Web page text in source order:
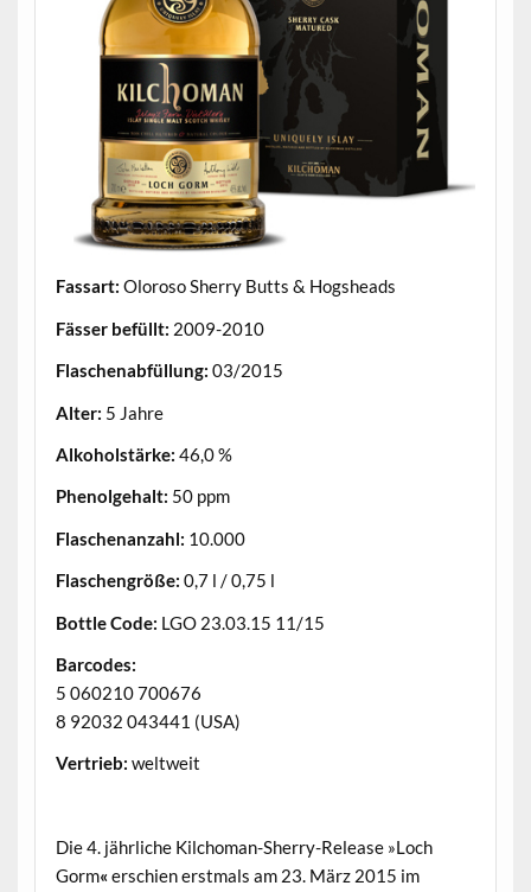
Fassart: Oloroso Sherry Butts & Hogsheads
Fässer befüllt: 2009-2010
Flaschenabfüllung: 03/2015
Alter: 5 Jahre
Alkoholstärke: 46,0 %
Phenolgehalt: 50 ppm
Flaschenanzahl: 10.000
Flaschengröße: 0,7 l / 0,75 l
Bottle Code: LGO 23.03.15 11/15
Barcodes:
5 060210 700676
8 92032 043441 (USA)
Vertrieb: weltweit
Die 4. jährliche Kilchoman-Sherry-Release »Loch
Gorm«erschien erstmals am 23. März 2015 im